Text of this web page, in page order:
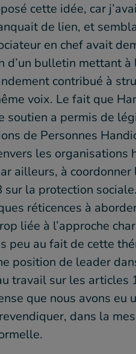
cette idée, car
de lien, et
en chef avait
d’un bulletin mettant
contribué à
voix. Le fait que
soutien a permis de
de Personnes
les organisations
ailleurs, à
sur la protection
réticences à
liée à l’approche
peu au fait de cette
position de leader
travail sur les articles
que nous avons eu
dans la